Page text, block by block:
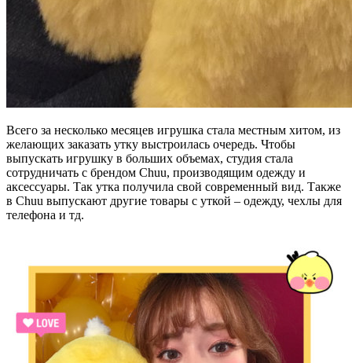
Всего за несколько месяцев игрушка стала местным хитом, из
желающих заказать утку выстроилась очередь. Чтобы
выпускать игрушку в больших объемах, студия стала
сотрудничать с брендом Chuu, производящим одежду и
аксессуары. Так утка получила свой современный вид. Также
в Chuu выпускают другие товары с уткой – одежду, чехлы для
телефона и тд.